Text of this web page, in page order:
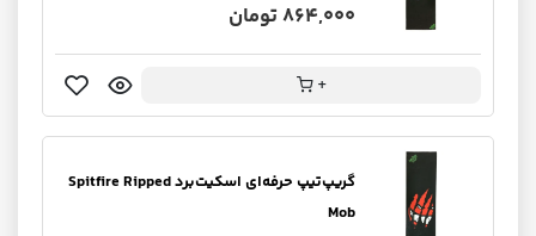
864,000 تومان
+
گریپ‌تیپ حرفه‌ای اسکیت‌برد Spitfire Ripped
Mob